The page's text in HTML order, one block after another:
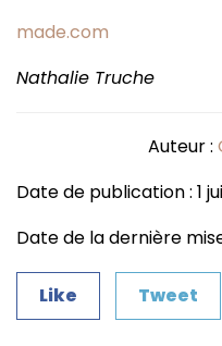
made.com
Nathalie Truche
Auteur :
Date de publication : 1
Date de la dernière
Like Tweet